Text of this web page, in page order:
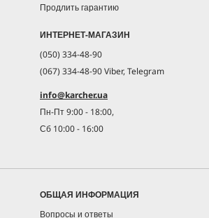
Продлить гарантию
ИНТЕРНЕТ-МАГАЗИН
(050) 334-48-90
(067) 334-48-90 Viber, Telegram
info@karcher.ua
Пн-Пт 9:00 - 18:00,
Сб 10:00 - 16:00
ОБЩАЯ ИНФОРМАЦИЯ
Вопросы и ответы